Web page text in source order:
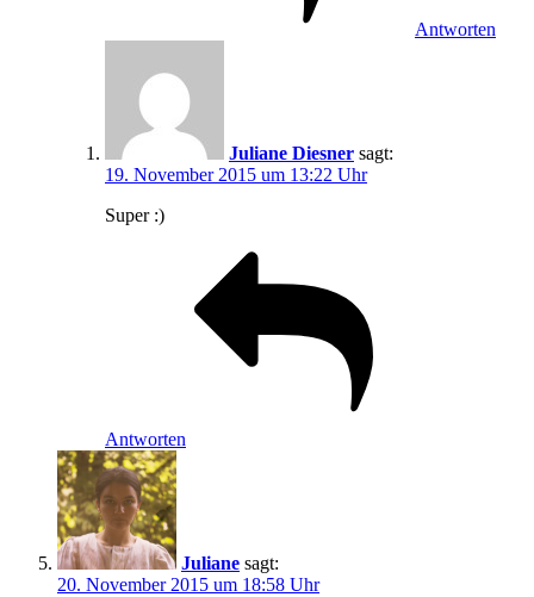
Antworten
Juliane Diesner sagt:
19. November 2015 um 13:22 Uhr
Super :)
Antworten
Juliane sagt:
20. November 2015 um 18:58 Uhr